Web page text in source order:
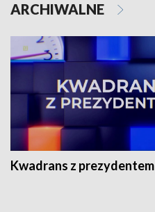
ARCHIWALNE
Kwadrans z prezydentem